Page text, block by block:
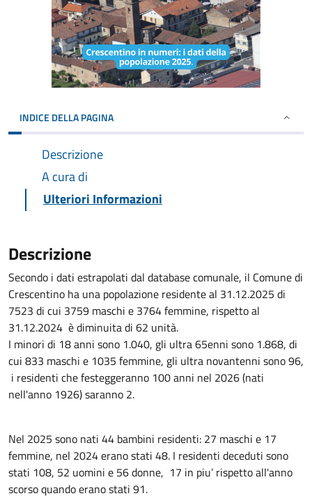
INDICE DELLA PAGINA
Descrizione
A cura di
Ulteriori Informazioni
Descrizione
Secondo i dati estrapolati dal database comunale, il Comune di
Crescentino ha una popolazione residente al 31.12.2025 di
7523 di cui 3759 maschi e 3764 femmine, rispetto al
31.12.2024 è diminuita di 62 unità.
I minori di 18 anni sono 1.040, gli ultra 65enni sono 1.868, di
cui 833 maschi e 1035 femmine, gli ultra novantenni sono 96,
i residenti che festeggeranno 100 anni nel 2026 (nati
nell'anno 1926) saranno 2.
Nel 2025 sono nati 44 bambini residenti: 27 maschi e 17
femmine, nel 2024 erano stati 48. I residenti deceduti sono
stati 108, 52 uomini e 56 donne, 17 in piu’ rispetto all'anno
scorso quando erano stati 91.